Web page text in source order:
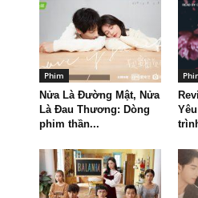
Phim
Nửa Là Đường Mật, Nửa
Là Đau Thương: Dòng
phim thần...